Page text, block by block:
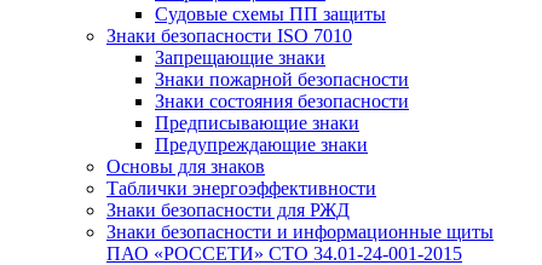
Судовые схемы ПП защиты
Знаки безопасности ISO 7010
Запрещающие знаки
Знаки пожарной безопасности
Знаки состояния безопасности
Предписывающие знаки
Предупреждающие знаки
Основы для знаков
Таблички энергоэффективности
Знаки безопасности для РЖД
Знаки безопасности и информационные щиты
ПАО «РОССЕТИ» СТО 34.01-24-001-2015